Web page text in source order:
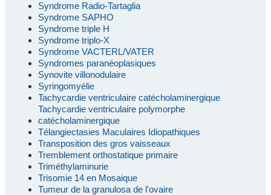
Syndrome Radio-Tartaglia
Syndrome SAPHO
Syndrome triple H
Syndrome triplo-X
Syndrome VACTERL/VATER
Syndromes paranéoplasiques
Synovite villonodulaire
Syringomyélie
Tachycardie ventriculaire catécholaminergique
Tachycardie ventriculaire polymorphe
catécholaminergique
Télangiectasies Maculaires Idiopathiques
Transposition des gros vaisseaux
Tremblement orthostatique primaire
Triméthylaminurie
Trisomie 14 en Mosaique
Tumeur de la granulosa de l'ovaire